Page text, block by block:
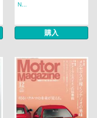
N...
購入